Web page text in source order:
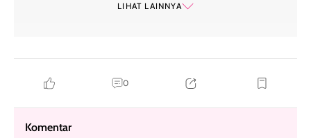
LIHAT LAINNYA
0
Komentar